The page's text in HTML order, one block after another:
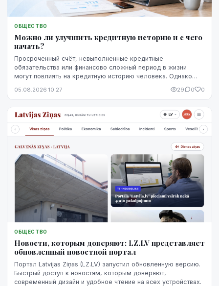
ОБЩЕСТВО
Можно ли улучшить кредитную историю и с чего
начать?
Просроченный счёт, невыполненные кредитные
обязательства или финансово сложный период в жизни
могут повлиять на кредитную историю человека. Однако
невозможно изменить. Кредитную историю можно
регулярное выполнение обязательств и продуманные
действия.
05.08.2026 10:27 29 0 0
ОБЩЕСТВО
Новости, которым доверяют: LZ.LV представляет
обновленный новостной портал
Портал Latvijas Ziņas (LZ.LV) запустил обновленную версию.
Быстрый доступ к новостям, которым доверяют,
современный дизайн и удобное чтение на всех устройствах.